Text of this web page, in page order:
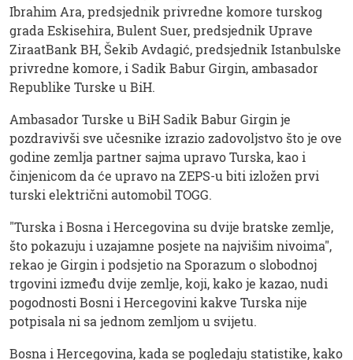
Ibrahim Ara, predsjednik privredne komore turskog
grada Eskisehira, Bulent Suer, predsjednik Uprave
ZiraatBank BH, Šekib Avdagić, predsjednik Istanbulske
privredne komore, i Sadik Babur Girgin, ambasador
Republike Turske u BiH.
Ambasador Turske u BiH Sadik Babur Girgin je
pozdravivši sve učesnike izrazio zadovoljstvo što je ove
godine zemlja partner sajma upravo Turska, kao i
činjenicom da će upravo na ZEPS-u biti izložen prvi
turski električni automobil TOGG.
"Turska i Bosna i Hercegovina su dvije bratske zemlje,
što pokazuju i uzajamne posjete na najvišim nivoima",
rekao je Girgin i podsjetio na Sporazum o slobodnoj
trgovini između dvije zemlje, koji, kako je kazao, nudi
pogodnosti Bosni i Hercegovini kakve Turska nije
potpisala ni sa jednom zemljom u svijetu.
Bosna i Hercegovina, kada se pogledaju statistike, kako